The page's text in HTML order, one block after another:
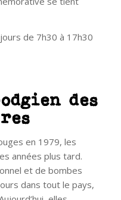
de 7h30 à 17h30
des
en 1979, les
années plus tard.
et de bombes
dans tout le pays,